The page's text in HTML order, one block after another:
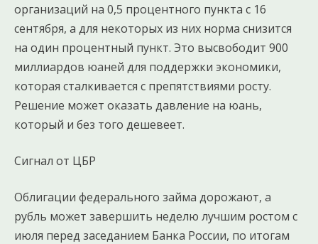
организаций на 0,5 процентного пункта с 16
сентября, а для некоторых из них норма снизится
на один процентный пункт. Это высвободит 900
миллиардов юаней для поддержки экономики,
которая сталкивается с препятствиями росту.
Решение может оказать давление на юань,
который и без того дешевеет.
Сигнал от ЦБР
Облигации федерального займа дорожают, а
рубль может завершить неделю лучшим ростом с
июля перед заседанием Банка России, по итогам